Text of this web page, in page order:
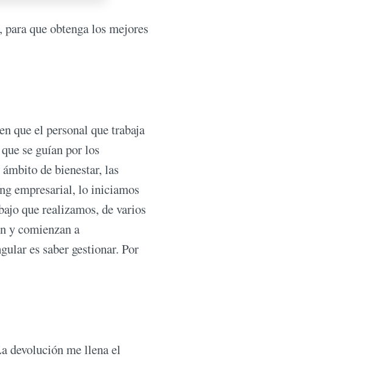
que obtenga los mejores
que el personal que trabaja
se guían por los
de bienestar, las
empresarial, lo iniciamos
que realizamos, de varios
y comienzan a
es saber gestionar. Por
devolución me llena el